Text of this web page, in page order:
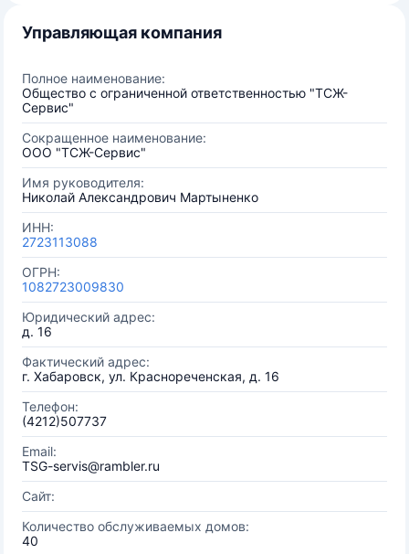
Управляющая компания
Полное наименование:
Общество с ограниченной ответственностью "ТСЖ-
Сервис"
Сокращенное наименование:
ООО "ТСЖ-Сервис"
Имя руководителя:
Николай Александрович Мартыненко
ИНН:
2723113088
ОГРН:
1082723009830
Юридический адрес:
д. 16
Фактический адрес:
г. Хабаровск, ул. Краснореченская, д. 16
Телефон:
(4212)507737
Email:
TSG-servis@rambler.ru
Сайт:
Количество обслуживаемых домов:
40